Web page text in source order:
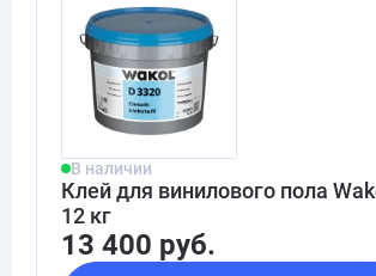
В наличии
Клей для винилового пола
12 кг
13 400 руб.